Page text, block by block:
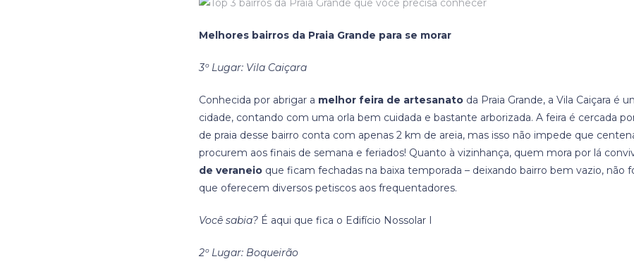
Melhores bairros da Praia Grande para se morar
3º Lugar: Vila Caiçara
Conhecida por abrigar a melhor feira de artesanato da Praia Grande, a Vila Caiçara é
cidade, contando com uma orla bem cuidada e bastante arborizada. A feira é cercada
de praia desse bairro conta com apenas 2 km de areia, mas isso não impede que
procurem aos finais de semana e feriados! Quanto à vizinhança, quem mora por lá
de veraneio que ficam fechadas na baixa temporada – deixando bairro bem vazio, não
que oferecem diversos petiscos aos frequentadores.
Você sabia? É aqui que fica o Edifício Nossolar I
2º Lugar: Boqueirão